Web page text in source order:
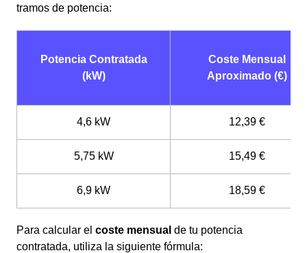
tramos de potencia:
Potencia Contratada
(kW)
Coste Mensual
Aproximado (€)
4,6 kW 12,39 €
5,75 kW 15,49 €
6,9 kW 18,59 €
Para calcular el coste mensual de tu potencia
contratada, utiliza la siguiente fórmula: